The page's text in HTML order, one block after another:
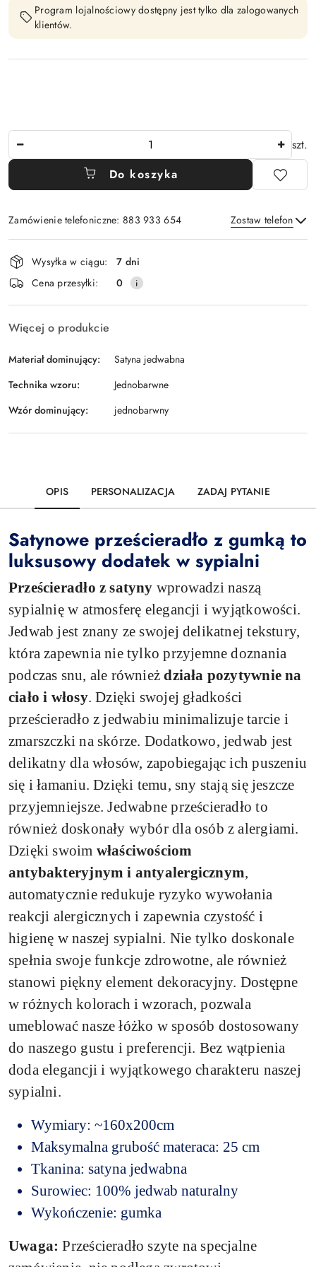
Program lojalnościowy dostępny jest tylko dla zalogowanych
klientów.
szt.
Do koszyka
Zamówienie telefoniczne: 883 933 654 Zostaw telefon
Wyślij
Dostępność
i
dostawa
Wysyłka w ciągu:
7 dni
Cena przesyłki:
0
Więcej o produkcie
Materiał dominujący:
Satyna jedwabna
Technika wzoru:
Jednobarwne
Wzór dominujący:
jednobarwny
OPIS PERSONALIZACJA ZADAJ PYTANIE
Satynowe prześcieradło z gumką to
luksusowy dodatek w sypialni
Prześcieradło z satyny wprowadzi naszą
sypialnię w atmosferę elegancji i wyjątkowości.
Jedwab jest znany ze swojej delikatnej tekstury,
która zapewnia nie tylko przyjemne doznania
podczas snu, ale równieżdziała pozytywnie na
ciało i włosy. Dzięki swojej gładkości
prześcieradło z jedwabiu minimalizuje tarcie i
zmarszczki na skórze. Dodatkowo, jedwab jest
delikatny dla włosów, zapobiegając ich puszeniu
się i łamaniu. Dzięki temu, sny stają się jeszcze
przyjemniejsze. Jedwabne prześcieradło to
również doskonały wybór dla osób z alergiami.
Dzięki swoim właściwościom
antybakteryjnym i antyalergicznym,
automatycznie redukuje ryzyko wywołania
reakcji alergicznych i zapewnia czystość i
higienę w naszej sypialni. Nie tylko doskonale
spełnia swoje funkcje zdrowotne, ale również
stanowi piękny element dekoracyjny. Dostępne
w różnych kolorach i wzorach, pozwala
umeblować nasze łóżko w sposób dostosowany
do naszego gustu i preferencji. Bez wątpienia
doda elegancji i wyjątkowego charakteru naszej
sypialni.
Wymiary: ~160x200cm
Maksymalna grubość materaca: 25 cm
Tkanina: satyna jedwabna
Surowiec: 100% jedwab naturalny
Wykończenie: gumka
Uwaga: Prześcieradło szyte na specjalne